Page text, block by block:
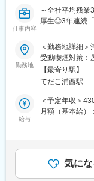
設計事務所で
画、工事監理業
ご評価いただき
おり、幅広い案
・「日本一、ス
月10～20H、
上司の残業管理
も図っています
・平均年齢38歳
ォロー体制も
しています。
仕事内容
～全社平均残業
厚生◎3年連続
■業務内容：
同社の環境文
おけるコンサ
＜業務詳細＞
・文化財計測、
・文化財保存活
・史跡整備課：
等を実施。
・関東調査課
勤務地
＜勤務地詳細
受動喫煙対策：
【最寄り駅】
てだこ浦西駅
給与
＜予定年収＞
月額（基本給）
たします■昇給
より期末支給
通じて上下する
気に